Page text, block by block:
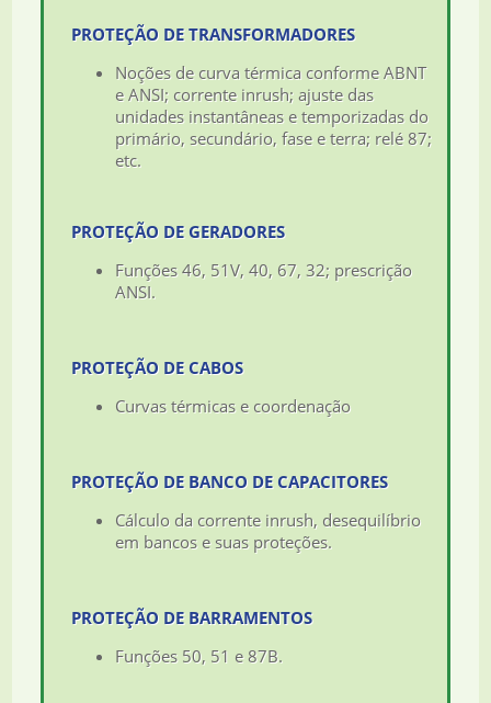
PROTEÇÃO DE TRANSFORMADORES
Noções de curva térmica conforme ABNT
e ANSI; corrente inrush; ajuste das
unidades instantâneas e temporizadas do
primário, secundário, fase e terra; relé 87;
etc.
PROTEÇÃO DE GERADORES
Funções 46, 51V, 40, 67, 32; prescrição
ANSI.
PROTEÇÃO DE CABOS
Curvas térmicas e coordenação
PROTEÇÃO DE BANCO DE CAPACITORES
Cálculo da corrente inrush, desequilíbrio
em bancos e suas proteções.
PROTEÇÃO DE BARRAMENTOS
Funções 50, 51 e 87B.